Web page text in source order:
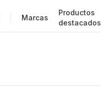
Marcas
Productos
destacados